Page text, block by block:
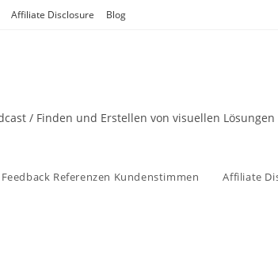
Affiliate Disclosure Blog
/ Finden und Erstellen von visuellen
Feedback Referenzen Kundenstimmen Affiliate